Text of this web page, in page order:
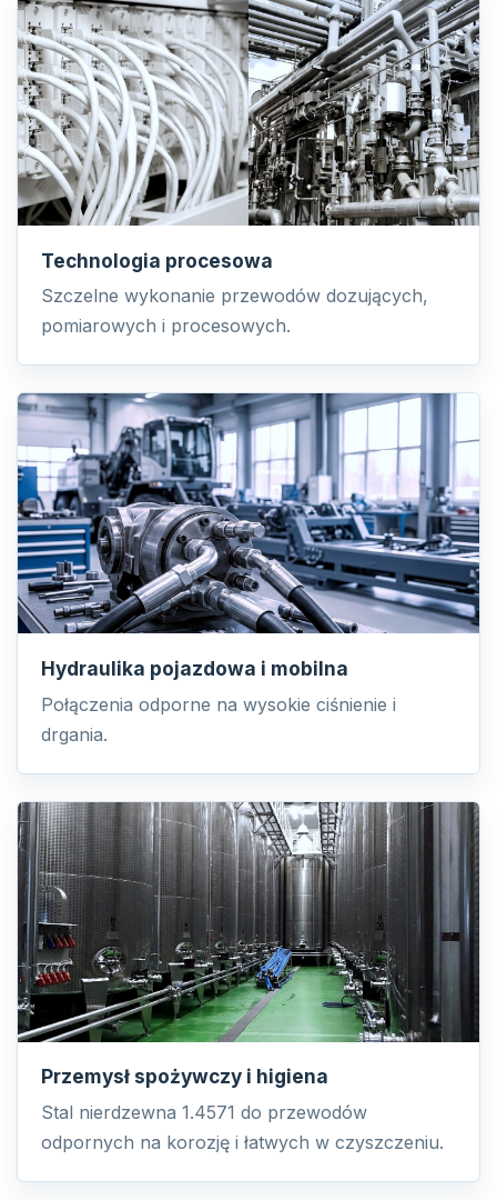
Technologia procesowa
Szczelne wykonanie przewodów dozujących,
pomiarowych i procesowych.
Hydraulika pojazdowa i mobilna
Połączenia odporne na wysokie ciśnienie i
drgania.
Przemysł spożywczy i higiena
Stal nierdzewna 1.4571 do przewodów
odpornych na korozję i łatwych w czyszczeniu.